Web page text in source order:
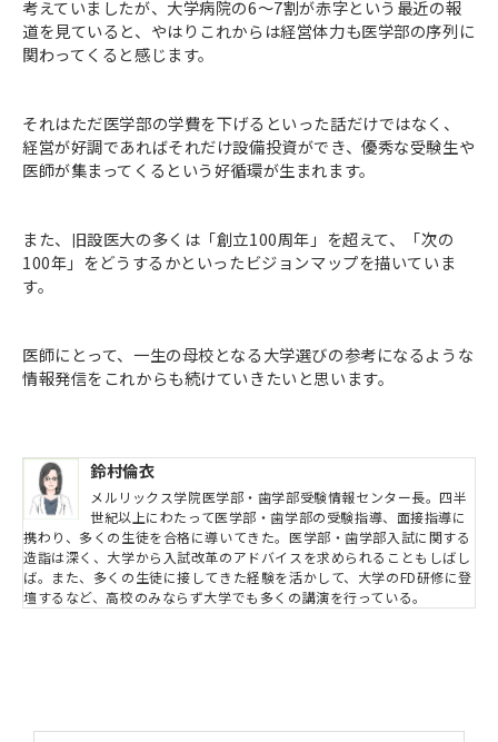
考えていましたが、大学病院の6～7割が赤字という最近の報
道を見ていると、やはりこれからは経営体力も医学部の序列に
関わってくると感じます。
それはただ医学部の学費を下げるといった話だけではなく、
経営が好調であればそれだけ設備投資ができ、優秀な受験生や
医師が集まってくるという好循環が生まれます。
また、旧設医大の多くは「創立100周年」を超えて、「次の
100年」をどうするかといったビジョンマップを描いていま
す。
医師にとって、一生の母校となる大学選びの参考になるような
情報発信をこれからも続けていきたいと思います。
鈴村倫衣
メルリックス学院医学部・歯学部受験情報センター長。四半
世紀以上にわたって医学部・歯学部の受験指導、面接指導に
携わり、多くの生徒を合格に導いてきた。医学部・歯学部入試に関する
造詣は深く、大学から入試改革のアドバイスを求められることもしばし
ば。また、多くの生徒に接してきた経験を活かして、大学のFD研修に登
壇するなど、高校のみならず大学でも多くの講演を行っている。